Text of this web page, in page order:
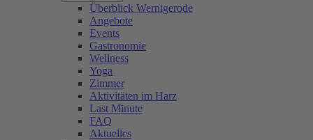
Überblick Wernigerode
Angebote
Events
Gastronomie
Wellness
Yoga
Zimmer
Aktivitäten im Harz
Last Minute
FAQ
Aktuelles